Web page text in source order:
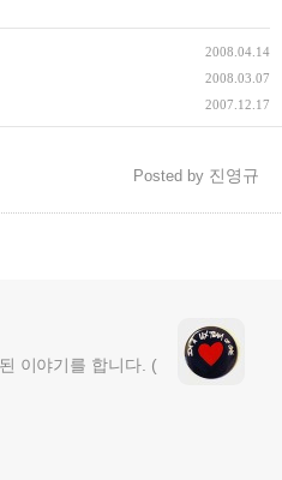
2008.04.14
2008.03.07
2007.12.17
Posted by 진영규
이야기를 합니다. (